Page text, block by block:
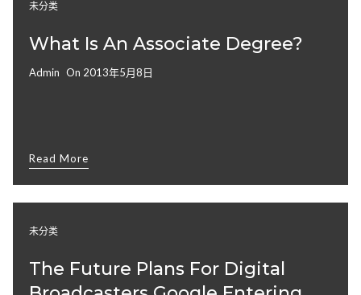
未分类
What Is An Associate Degree?
Admin On 2013年5月8日
Read More
未分类
The Future Plans For Digital
联系我们 CONTACT US